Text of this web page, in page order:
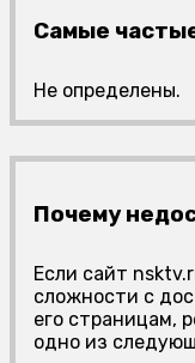
Самые
Не определены.
Почему
Если сайт
сложности с
его страницам,
одно из